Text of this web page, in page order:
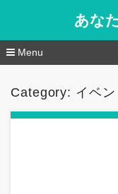
あな
Menu
Category: イベン